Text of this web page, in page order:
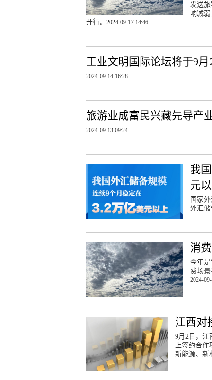
发送旅
响减
开行。 2024-09-17 14:46
工业文明国际论坛将于9
2024-09-14 16:28
旅游业成富民兴藏先导产
2024-09-13 09:24
我
元
国家
外汇储
消
今年是
费场
2024-
江西对
9月2日，江
上签约合
新能源、新